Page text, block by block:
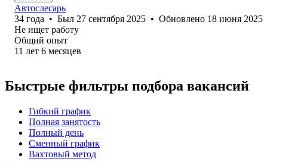
Автослесарь
34 года • Был 27 сентября 2025 • Обновлено 18 июня 2025
Не ищет работу
Общий опыт
11 лет 6 месяцев
Быстрые фильтры подбора вакансий
Гибкий график
Полная занятость
Полный день
Сменный график
Вахтовый метод